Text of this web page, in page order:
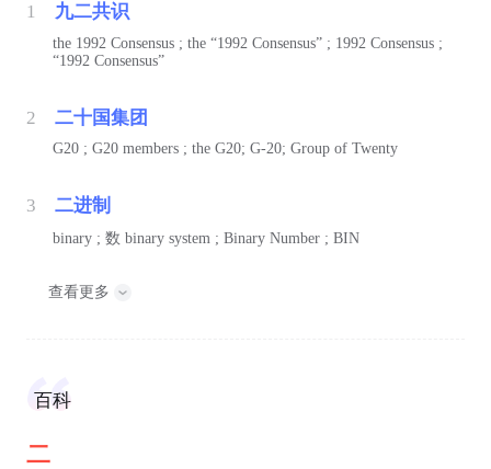
1 九二共识
the 1992 Consensus ; the “1992 Consensus” ; 1992 Consensus ;
“1992 Consensus”
2 二十国集团
G20 ; G20 members ; the G20; G-20; Group of Twenty
3 二进制
binary ; 数 binary system ; Binary Number ; BIN
查看更多
百科
二